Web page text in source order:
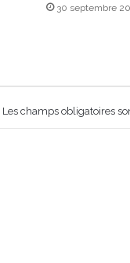
30 septembre
Les champs obligatoires